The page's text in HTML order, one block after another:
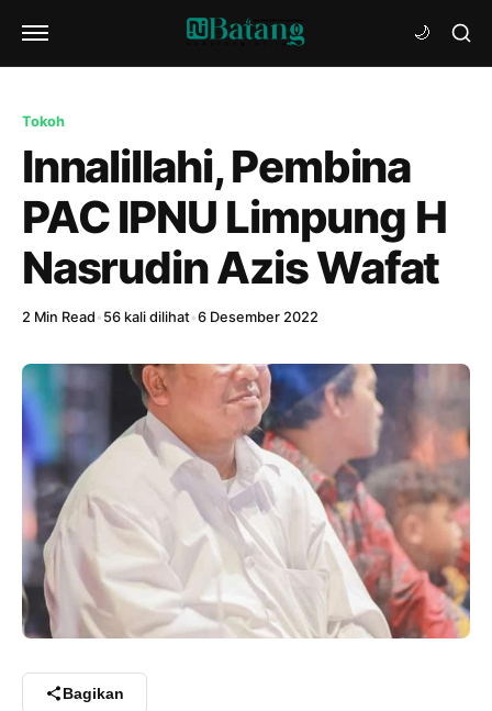
Tokoh
Innalillahi, Pembina
PAC IPNU Limpung H
Nasrudin Azis Wafat
2 Min Read • 56 kali dilihat•6 Desember 2022
Bagikan